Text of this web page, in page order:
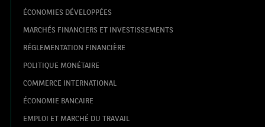
ÉCONOMIES DÉVELOPPÉES
MARCHÉS FINANCIERS ET INVESTISSEMENTS
RÉGLEMENTATION FINANCIÈRE
POLITIQUE MONÉTAIRE
COMMERCE INTERNATIONAL
ÉCONOMIE BANCAIRE
EMPLOI ET MARCHÉ DU TRAVAIL